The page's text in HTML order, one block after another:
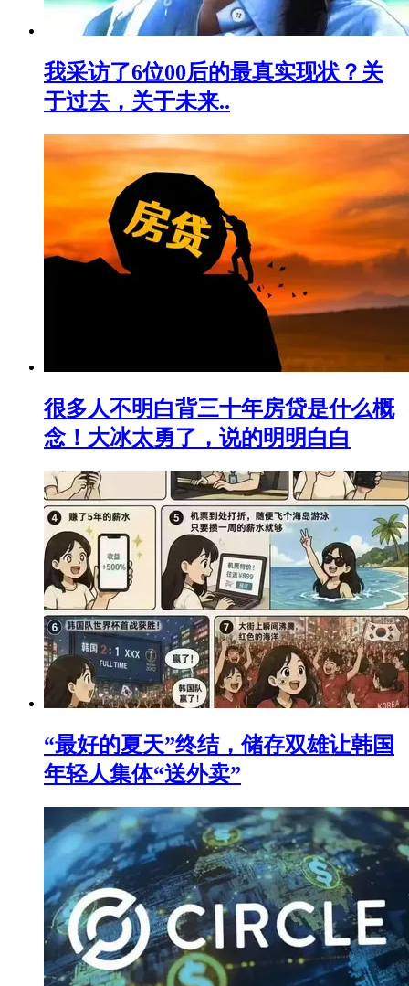
我采访了6位00后的最真实现状？关
于过去，关于未来..
很多人不明白背三十年房贷是什么概
念！大冰太勇了，说的明明白白
“最好的夏天”终结，储存双雄让韩国
年轻人集体“送外卖”